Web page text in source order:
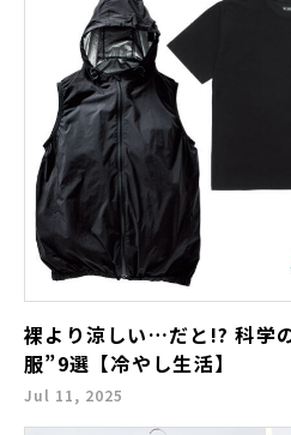
裸より涼しい…だと!? 科学
服”9選【冷やし生活】
Jul 11, 2025